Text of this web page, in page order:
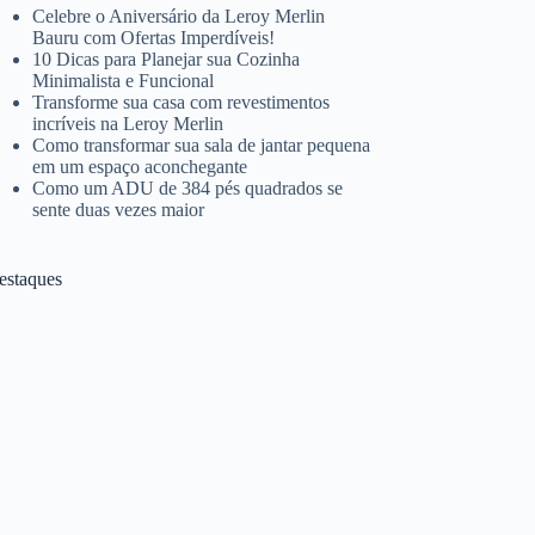
Celebre o Aniversário da Leroy Merlin
Bauru com Ofertas Imperdíveis!
10 Dicas para Planejar sua Cozinha
Minimalista e Funcional
Transforme sua casa com revestimentos
incríveis na Leroy Merlin
Como transformar sua sala de jantar pequena
em um espaço aconchegante
Como um ADU de 384 pés quadrados se
sente duas vezes maior